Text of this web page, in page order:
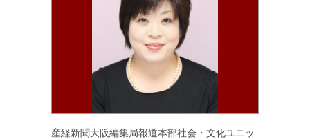
産経新聞大阪編集局報道本部社会・文化ユニッ